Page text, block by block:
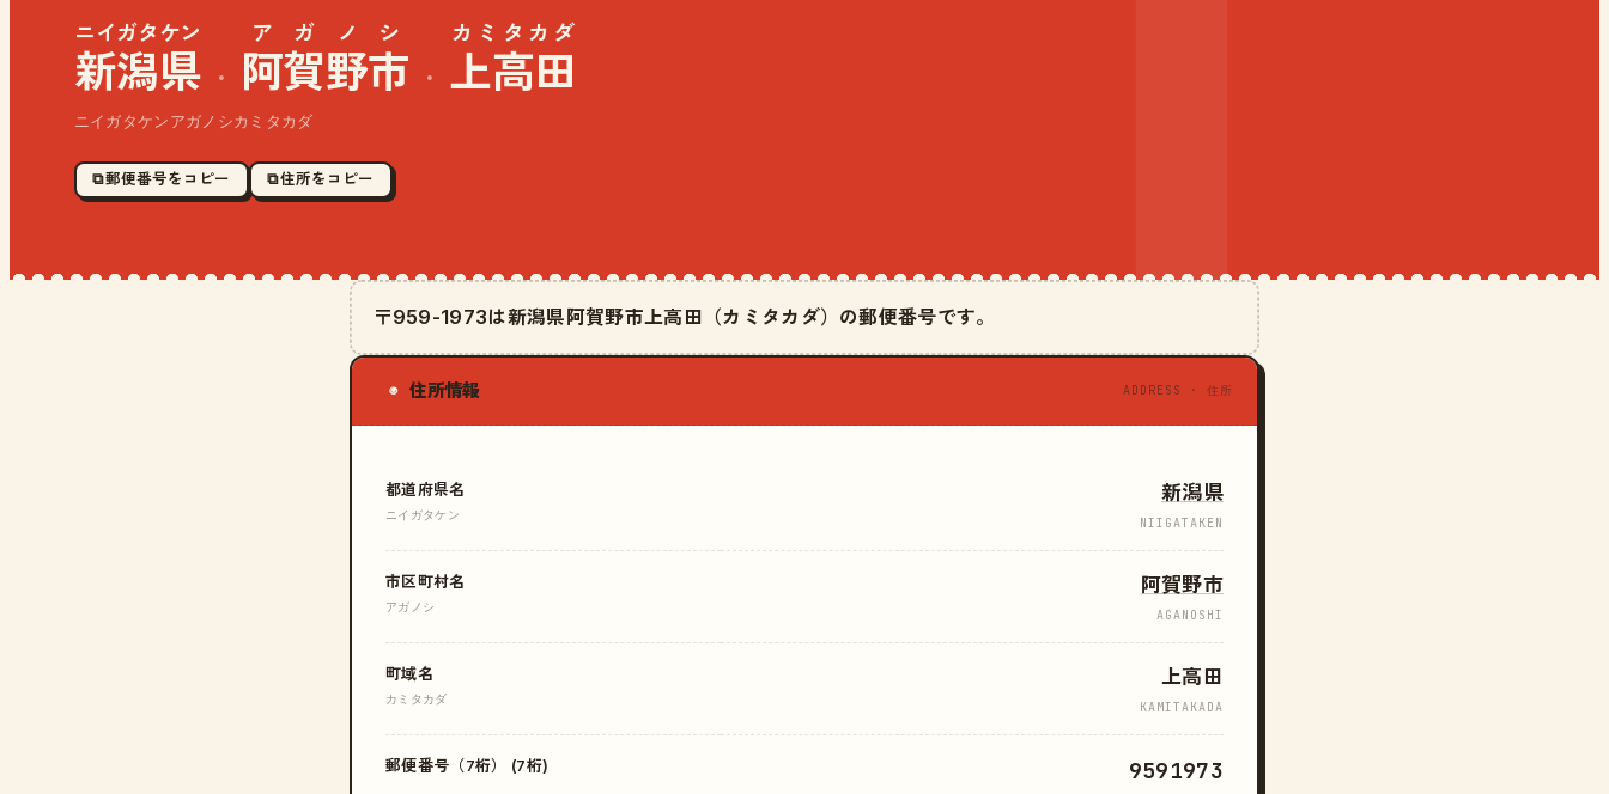
新潟県
ニイガタケン
· 阿賀野市
アガノシ
· 上高田
カミタカダ
ニイガタケンアガノシカミタカダ
⧉ 郵便番号をコピー ⧉ 住所をコピー
〒959-1973は新潟県阿賀野市上高田（カミタカダ）の郵便番号です。
◉ 住所情報 ADDRESS · 住所
都道府県名
ニイガタケン
新潟県
NIIGATAKEN
市区町村名
アガノシ
阿賀野市
AGANOSHI
町域名
カミタカダ
上高田
KAMITAKADA
郵便番号（7桁） (7桁) 9591973